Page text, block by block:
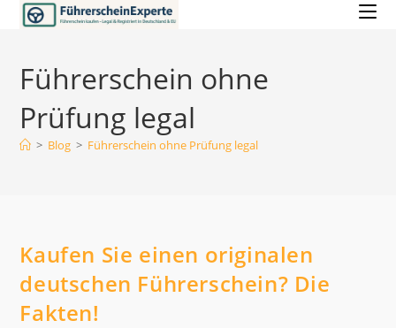
Zum
Inhalt
Führerschein ohne
Prüfung legal
> Blog > Führerschein ohne Prüfung legal
Kaufen Sie einen originalen
deutschen Führerschein? Die
Fakten!